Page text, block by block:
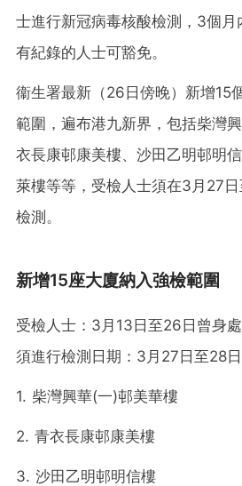
士進行新冠病毒核酸檢測，3個月
有紀錄的人士可豁免。
衞生署最新（26日傍晚）新增15
範圍，遍布港九新界，包括柴灣
衣長康邨康美樓、沙田乙明邨明
萊樓等等，受檢人士須在3月27
檢測。
新增15座大廈納入強檢範圍
受檢人士：3月13日至26日曾身
須進行檢測日期：3月27日至28
1. 柴灣興華(一)邨美華樓
2. 青衣長康邨康美樓
3. 沙田乙明邨明信樓